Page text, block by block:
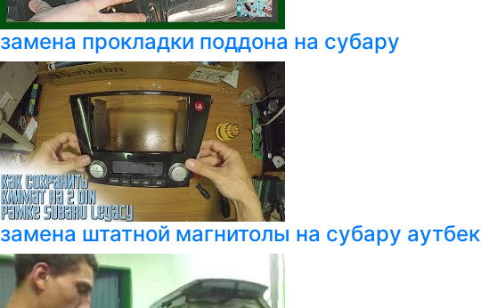
замена прокладки поддона на субару
замена штатной магнитолы на субару аутбек